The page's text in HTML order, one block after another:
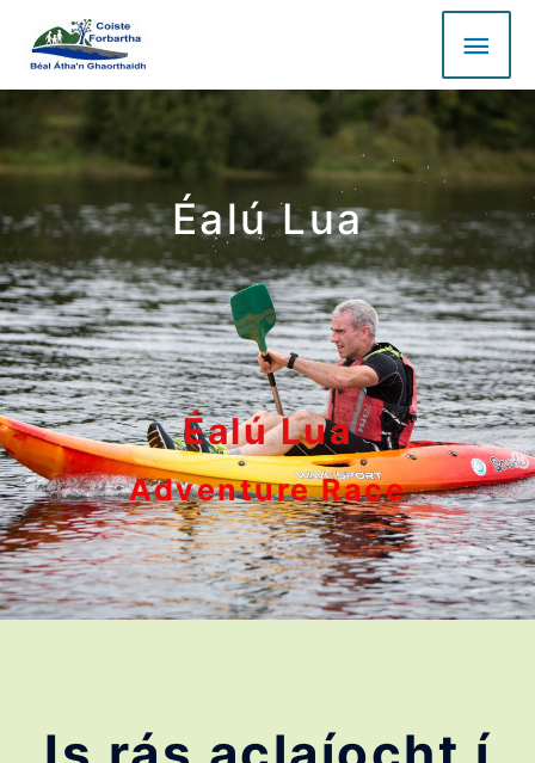
Éalú Lua
Éalú Lua
Adventure Race